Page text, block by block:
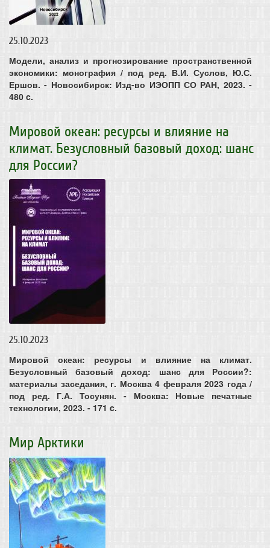
25.10.2023
Модели, анализ и прогнозирование пространственной
экономики: монография / под ред. В.И. Суслов, Ю.С.
Ершов. - Новосибирск: Изд-во ИЭОПП СО РАН, 2023. -
480 c.
Мировой океан: ресурсы и влияние на
климат. Безусловный базовый доход: шанс
для России?
25.10.2023
Мировой океан: ресурсы и влияние на климат.
Безусловный базовый доход: шанс для России?:
материалы заседания, г. Москва 4 февраля 2023 года /
под ред. Г.А. Тосунян. - Москва: Новые печатные
технологии, 2023. - 171 c.
Мир Арктики